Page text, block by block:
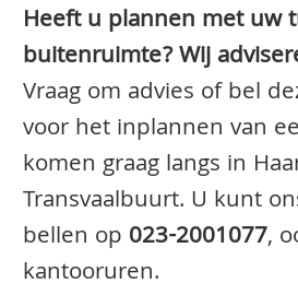
Heeft u plannen met uw
buitenruimte? Wij
Vraag om advies of bel
voor het inplannen van
komen graag langs in
Transvaalbuurt. U kunt
bellen op 023-2001077,
kantooruren.